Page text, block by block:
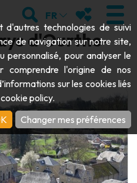
RECHERCHER
FR MES FAVORIS
d'Ourthe-
d'autres technologies de suivi
de navigation sur notre site,
personnalisé, pour analyser le
l'origine de nos
sur les cookies liés
cookie policy.
Changer mes préférences